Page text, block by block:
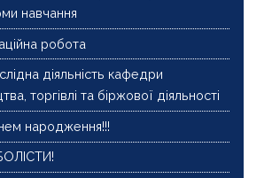
навчання
робота
діяльність кафедри
торгівлі та біржової діяльності
народження!!!